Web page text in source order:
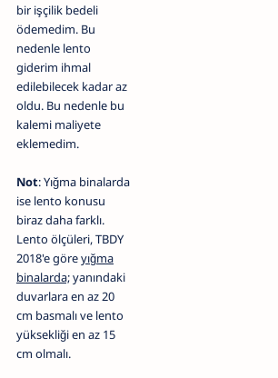
bir işçilik bedeli
ödemedim. Bu
nedenle lento
giderim ihmal
edilebilecek kadar az
oldu. Bu nedenle bu
kalemi maliyete
eklemedim.
Not: Yığma binalarda
ise lento konusu
biraz daha farklı.
Lento ölçüleri, TBDY
2018'e göreyığma
binalarda;yanındaki
duvarlara en az 20
cm basmalı ve lento
yüksekliği en az 15
cm olmalı.